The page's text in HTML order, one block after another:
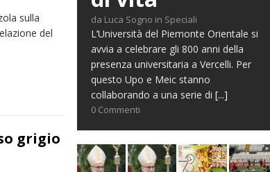
sulla
del
grigio
da Luca Sogno in Speciali
L’Università del Piemonte Orientale si
avvia a celebrare gli 800 anni della
presenza universitaria a Vercelli. Per
questo Upo e Meic stanno
collaborando a una serie di [...]
0 Commenti